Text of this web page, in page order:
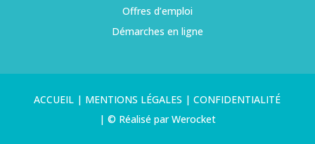
Offres d’emploi
Démarches en ligne
ACCUEIL | MENTIONS LÉGALES |CONFIDENTIALITÉ
| © Réalisé par Werocket